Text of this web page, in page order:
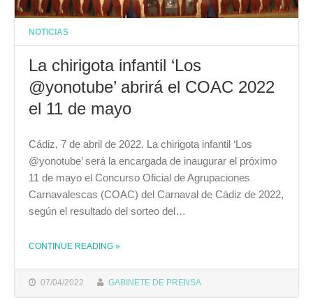
NOTICIAS
La chirigota infantil ‘Los
@yonotube’ abrirá el COAC 2022
el 11 de mayo
07/04/2022 GABINETE DE PRENSA
Cádiz, 7 de abril de 2022. La chirigota infantil ‘Los
@yonotube’ será la encargada de inaugurar el próximo
11 de mayo el Concurso Oficial de Agrupaciones
Carnavalescas (COAC) del Carnaval de Cádiz de 2022,
según el resultado del sorteo del…
CONTINUE READING THE "LA CHIRIGOTA INFANTIL ‘LOS @YONOTUBE’ ABRIRÁ EL COAC 2022 EL 11 DE MAYO"
»